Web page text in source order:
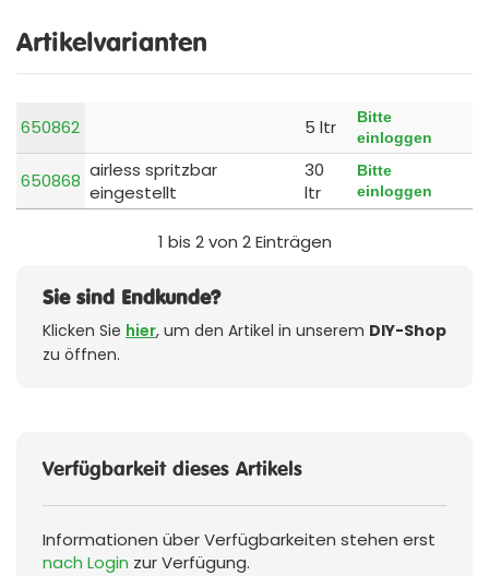
Sie sind Endkunde?
Klicken Sie hier, um den Artikel in unserem DIY-Shop
zu öffnen.
Verfügbarkeit dieses Artikels
Informationen über Verfügbarkeiten stehen erst
nach Login zur Verfügung.
Artikelvarianten
650862 5 ltr
Bitte
einloggen
650868 airless spritzbar
eingestellt
30
ltr
Bitte
einloggen
1 bis 2 von 2 Einträgen